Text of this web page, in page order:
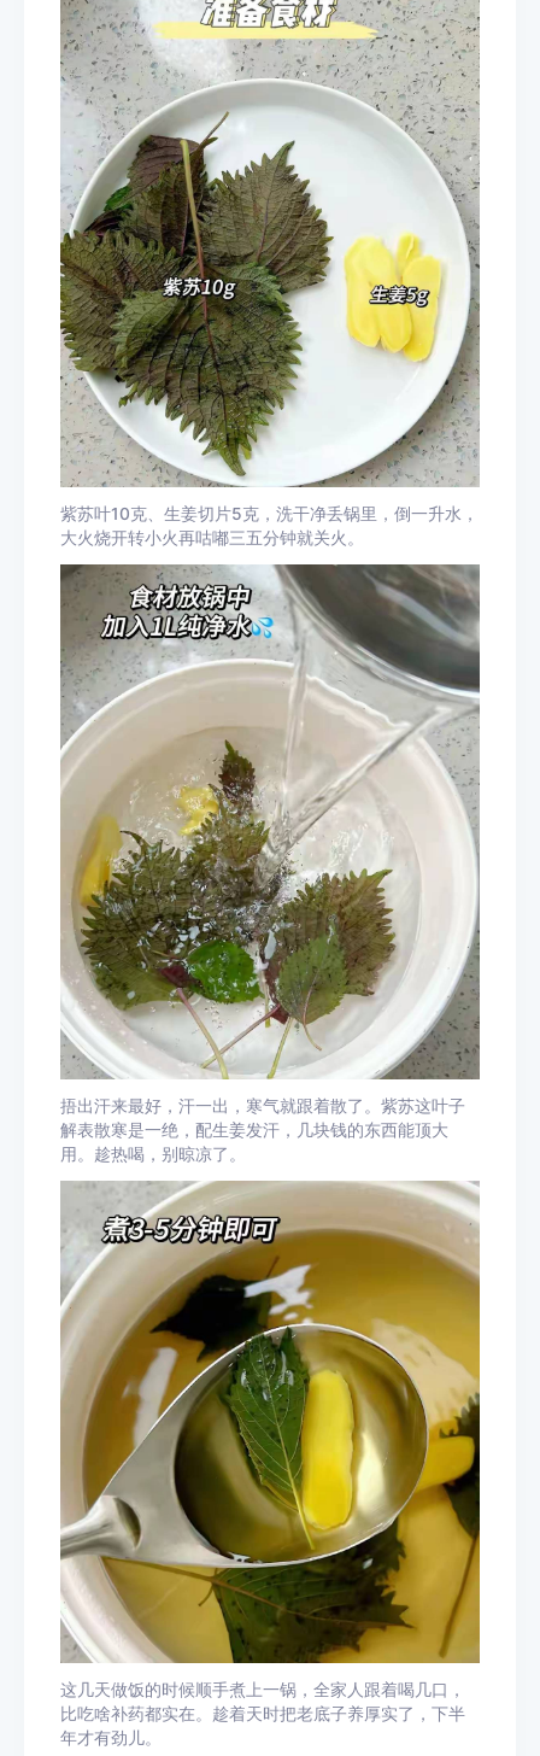
紫苏叶10克、生姜切片5克，洗干净丢锅里，倒一升水，
大火烧开转小火再咕嘟三五分钟就关火。
捂出汗来最好，汗一出，寒气就跟着散了。紫苏这叶子
解表散寒是一绝，配生姜发汗，几块钱的东西能顶大
用。趁热喝，别晾凉了。
这几天做饭的时候顺手煮上一锅，全家人跟着喝几口，
比吃啥补药都实在。趁着天时把老底子养厚实了，下半
年才有劲儿。